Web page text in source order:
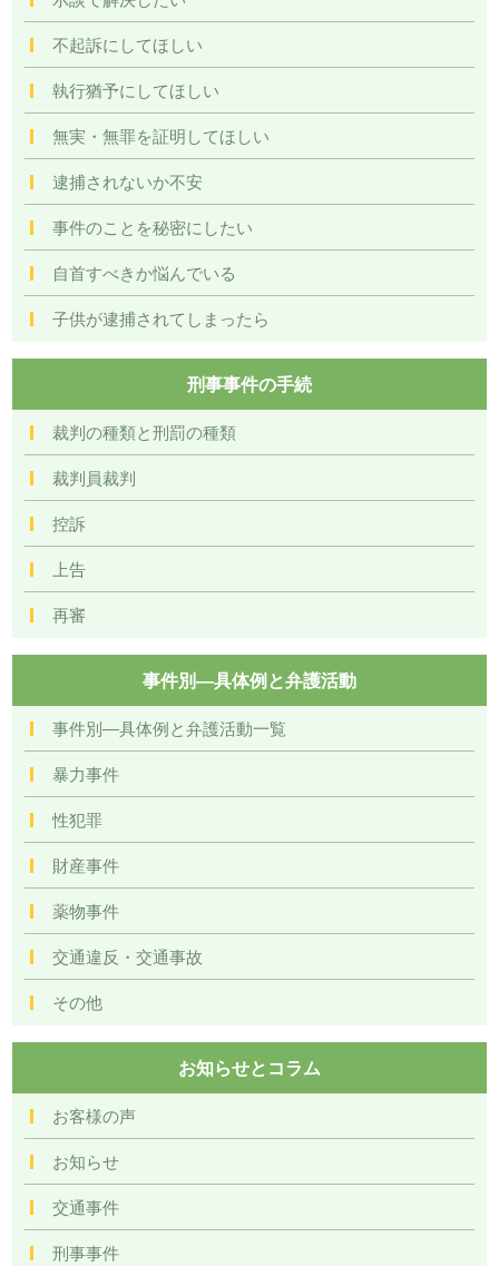
不起訴にしてほしい
執行猶予にしてほしい
無実・無罪を証明してほしい
逮捕されないか不安
事件のことを秘密にしたい
自首すべきか悩んでいる
子供が逮捕されてしまったら
刑事事件の手続
裁判の種類と刑罰の種類
裁判員裁判
控訴
上告
再審
事件別―具体例と弁護活動
事件別―具体例と弁護活動一覧
暴力事件
性犯罪
財産事件
薬物事件
交通違反・交通事故
その他
お知らせとコラム
お客様の声
お知らせ
交通事件
刑事事件